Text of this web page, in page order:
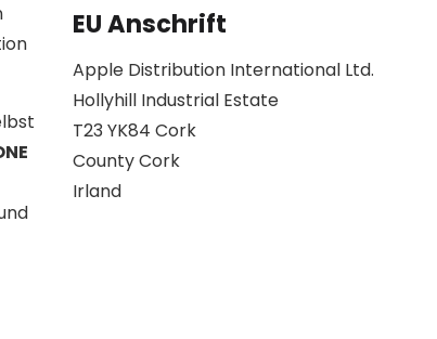
EU Anschrift
Apple Distribution International Ltd.
Hollyhill Industrial Estate
T23 YK84 Cork
County Cork
Irland